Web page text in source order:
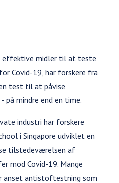
effektive midler til at teste
Covid-19, har forskere fra
test til at påvise
på mindre end en time.
industri har forskere
i Singapore udviklet en
tilstedeværelsen af
mod Covid-19. Mange
anset antistoftestning som